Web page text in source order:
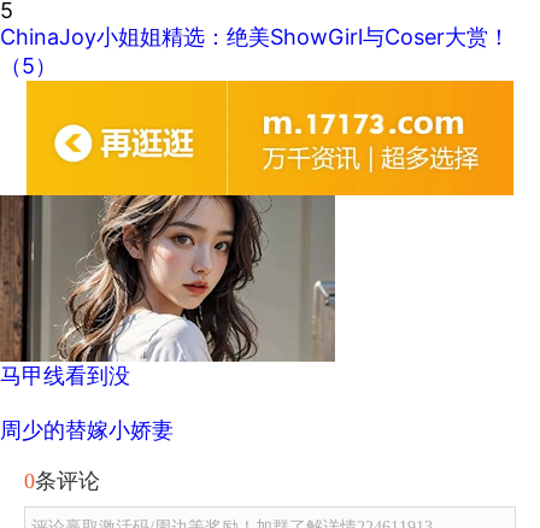
5
ChinaJoy小姐姐精选：绝美ShowGirl与Coser大赏！
（5）
马甲线看到没
周少的替嫁小娇妻
0条评论